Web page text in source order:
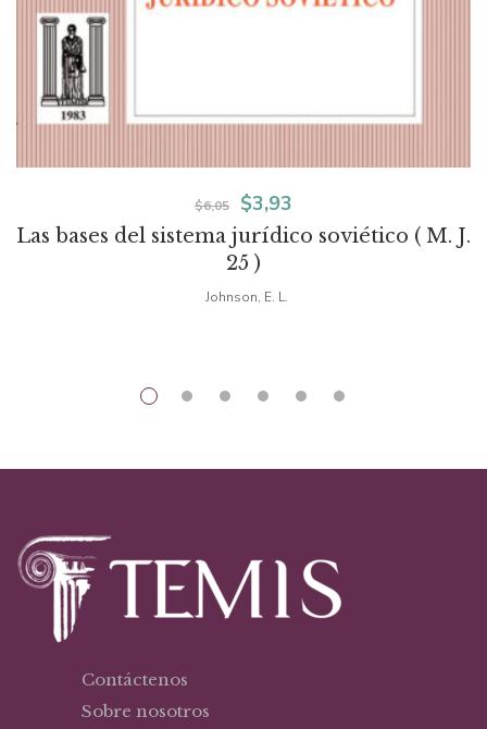
Las bases del sistema jurídico soviético ( M. J.
25 )
$6,05
El
precio
original
$3,93
precio
Johnson, E. L.
Contáctenos
Sobre nosotros